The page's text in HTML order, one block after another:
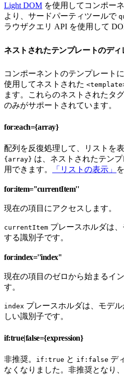
Light DOM を使用してコンポー
より、サードパーティツールで
ラウザクエリ API を使用して
ネストされたテンプレートのデ
コンポーネントのテンプレート
使用してネストされた
ます。これらのネストされたタ
のみがサポートされています。
for:each={array}
配列を反復処理して、リストを表
{array} は、ネストされたテン
用できます。
「リストの表示」
for:item=''currentItem''
現在の項目にアクセスします。
currentItem プレースホルダは
する識別子です。
for:index=''index''
現在の項目のゼロから始まるイ
す。
index プレースホルダは、モデ
しい識別子です。
if:true|false={expression}
非推奨。 if:true と if:false デ
なくなりました。非推奨となり